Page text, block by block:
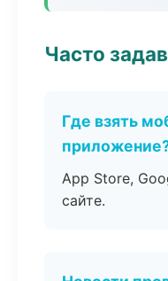
Часто
Где взять
App Store,
сайте.